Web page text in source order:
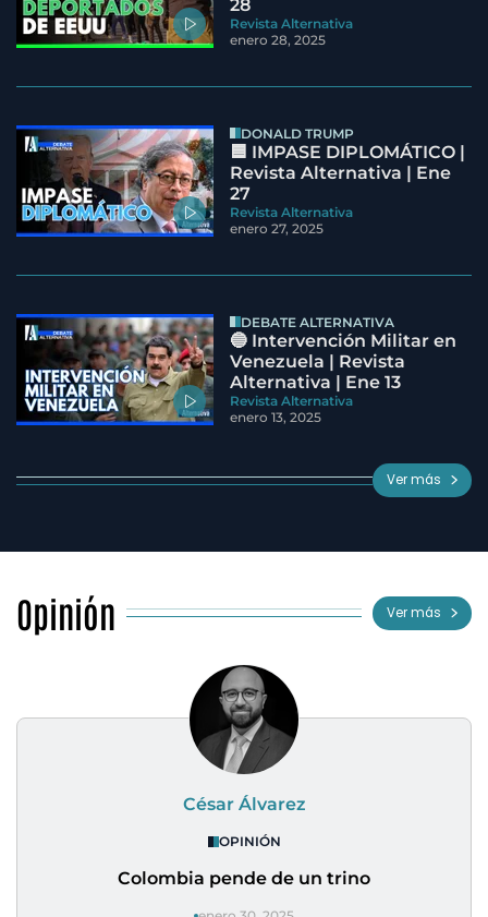
28
Revista Alternativa
enero 28, 2025
DONALD TRUMP
🟦 IMPASE DIPLOMÁTICO |
Revista Alternativa | Ene
27
Revista Alternativa
enero 27, 2025
DEBATE ALTERNATIVA
🔵 Intervención Militar en
Venezuela | Revista
Alternativa | Ene 13
Revista Alternativa
enero 13, 2025
Ver más
Opinión Ver más
César Álvarez
OPINIÓN
Colombia pende de un trino